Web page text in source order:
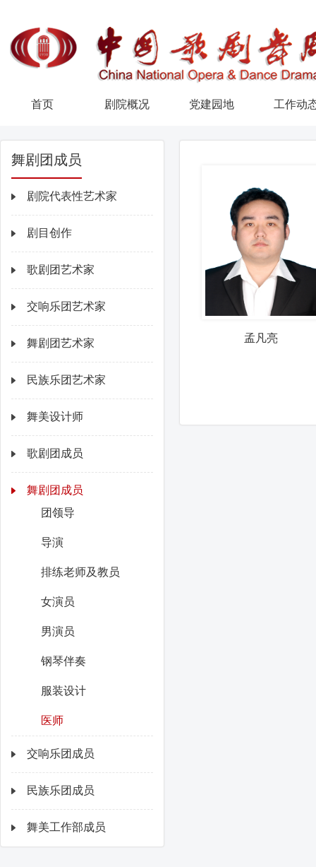
首页 剧院概况 党建园地 工作动
舞剧团成员
剧院代表性艺术家
剧目创作
歌剧团艺术家
交响乐团艺术家
舞剧团艺术家
民族乐团艺术家
舞美设计师
歌剧团成员
舞剧团成员
团领导
导演
排练老师及教员
女演员
男演员
钢琴伴奏
服装设计
医师
交响乐团成员
民族乐团成员
舞美工作部成员
孟凡亮